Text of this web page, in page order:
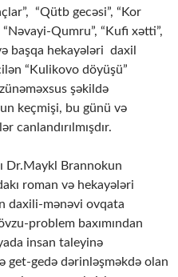
“Qütb gecəsi”, “Kor
“Nəvayi-Qumru”, “Kufi xətti”,
başqa hekayələri daxil
“Kulikovo döyüşü”
şəkildə
keçmişi, bu günü və
canlandırılmışdır.
Dr.Maykl Brannokun
roman və hekayələri
daxili-mənəvi ovqata
problem baxımından
insan taleyinə
get-gedə dərinləşməkdə olan